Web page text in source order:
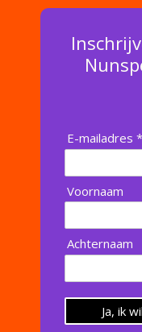
E-mailadres *
Voornaam
Achternaam
Ja, ik